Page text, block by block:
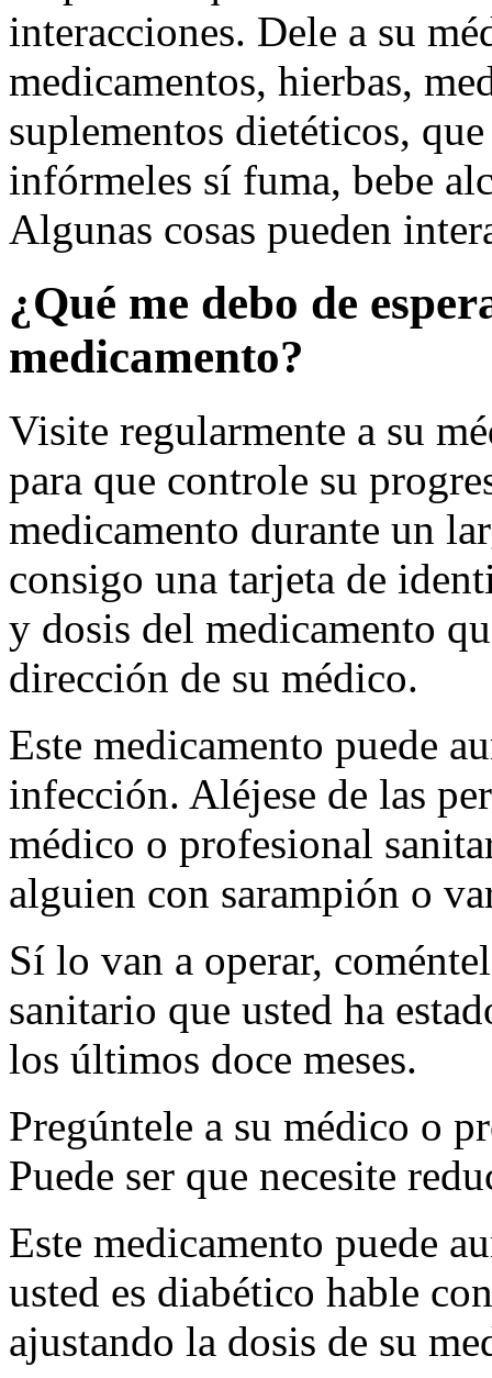
interacciones. Dele a su
medicamentos, hierbas,
suplementos dietéticos,
infórmeles sí fuma, bebe
Algunas cosas pueden
¿Qué me debo de
medicamento?
Visite regularmente a su
para que controle su
medicamento durante un
consigo una tarjeta de
y dosis del medicamento
dirección de su médico.
Este medicamento puede
infección. Aléjese de las
médico o profesional
alguien con sarampión o
Sí lo van a operar,
sanitario que usted ha
los últimos doce meses.
Pregúntele a su médico o
Puede ser que necesite
Este medicamento puede
usted es diabético hable
ajustando la dosis de su